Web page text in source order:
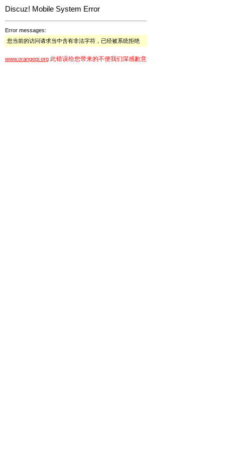
Discuz! Mobile System Error
Error messages:
您当前的访问请求当中含有非法字符，已经被系统拒绝
www.orangepi.org 此错误给您带来的不便我们深感歉意